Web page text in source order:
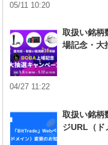
05/11 10:20
取扱い銘柄
場記念・大
04/27 11:22
取扱い銘柄
ジURL（ド